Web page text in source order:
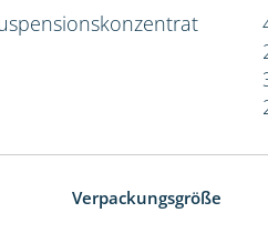
Verpackungsgröße